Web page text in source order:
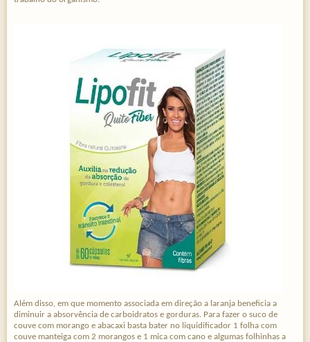
Além disso, em que momento associada em direção a laranja beneficia a
diminuir a absorvência de carboidratos e gorduras. Para fazer o suco de
couve com morango e abacaxi basta bater no liquidificador 1 folha com
couve manteiga com 2 morangos e 1 mica com cano e algumas folhinhas a